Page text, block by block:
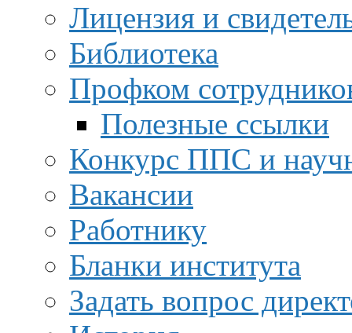
Лицензия и
Библиотека
Профком
Полезные ссылки
Конкурс ППС и
Вакансии
Работнику
Бланки института
Задать вопрос